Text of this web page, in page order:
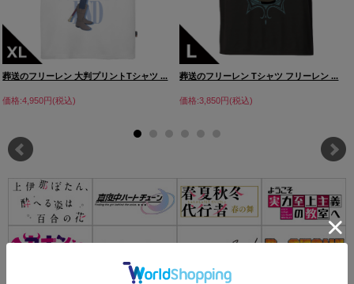
葬送のフリーレン 大判プリントTシャツ ...
価格:4,950円(税込)
葬送のフリーレン Tシャツ フリーレン ...
価格:3,850円(税込)